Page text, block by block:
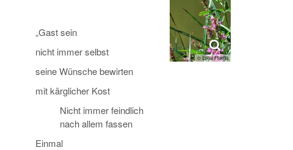
© Erika Fluehs
„Gast sein
nicht immer selbst
seine Wünsche bewirten
mit kärglicher Kost
Nicht immer feindlich
nach allem fassen
Einmal